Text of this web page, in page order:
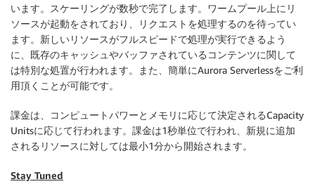
います。スケーリングが数秒で完了します。ワームプール上にリ
ソースが起動をされており、リクエストを処理するのを待ってい
ます。新しいリソースがフルスピードで処理が実行できるよう
に、既存のキャッシュやバッファされているコンテンツに関して
は特別な処置が行われます。また、簡単にAurora Serverlessをご利
用頂くことが可能です。
課金は、コンピュートパワーとメモリに応じて決定されるCapacity
Unitsに応じて行われます。課金は1秒単位で行われ、新規に追加
されるリソースに対しては最小1分から開始されます。
Stay Tuned